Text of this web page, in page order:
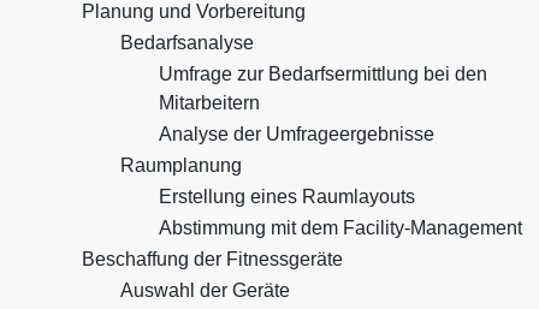
Planung und Vorbereitung
Bedarfsanalyse
Umfrage zur Bedarfsermittlung bei den
Mitarbeitern
Analyse der Umfrageergebnisse
Raumplanung
Erstellung eines Raumlayouts
Abstimmung mit dem Facility-Management
Beschaffung der Fitnessgeräte
Auswahl der Geräte